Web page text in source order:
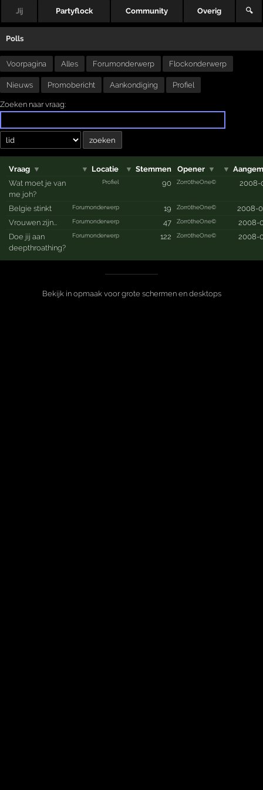
Jij Partyflock Community Overig 🔍
Polls
Voorpagina Alles Forumonderwerp Flockonderwerp
Nieuws Promobericht Aankondiging Profiel
Zoeken naar vraag:
Vraag ▼ ▼ Locatie ▼ Stemmen Opener ▼ ▼
Wat moet je van
me joh?
Profiel 90 Zorr0theOne© 2008-
Belgie stinkt Forumonderwerp 19 Zorr0theOne©
2008-
Vrouwen zijn...
Forumonderwerp 47 Zorr0theOne©
2008-
Doe jij aan
deepthroathing?
Forumonderwerp 122 Zorr0theOne© 2008-
Bekijk in opmaak voor grote schermen en desktops